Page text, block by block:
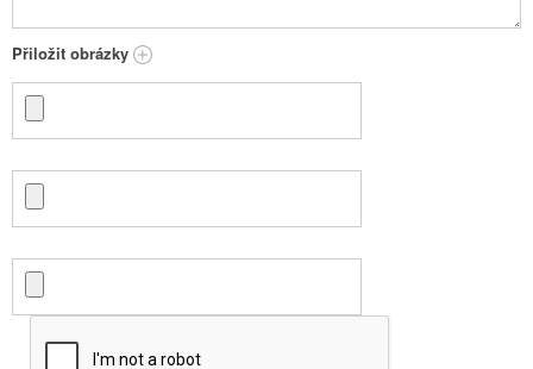
Přiložit obrázky